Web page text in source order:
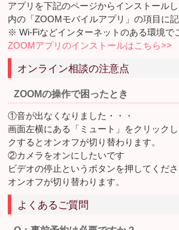
アプリを下記のページからインストール
内の「ZOOMモバイルアプリ」の項目に
※ Wi-Fiなどインターネットのある環境で
ZOOMアプリのインストールはこちら>>
オンライン相談の注意点
ZOOMの操作で困ったとき
①音が出なくなりました・・・
画面左横にある「ミュート」をクリック
クするとオンオフが切り替わります。
②カメラをオンにしたいです
ビデオの停止というボタンを押してくだ
オンオフが切り替わります。
よくあるご質問